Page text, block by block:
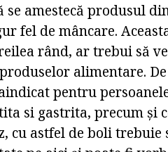
amestecă produsul
fel de mâncare.
rând, ar trebui să
alimentare.
pentru
si gastrita, precum și
cu astfel de boli